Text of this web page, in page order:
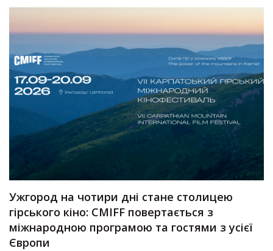
Ужгород на чотири дні стане столицею
гірського кіно: CMIFF повертається з
міжнародною програмою та гостями з усієї
Європи